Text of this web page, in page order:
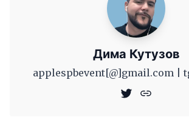
Дима Кутузов
applespbevent[@]gmail.com |